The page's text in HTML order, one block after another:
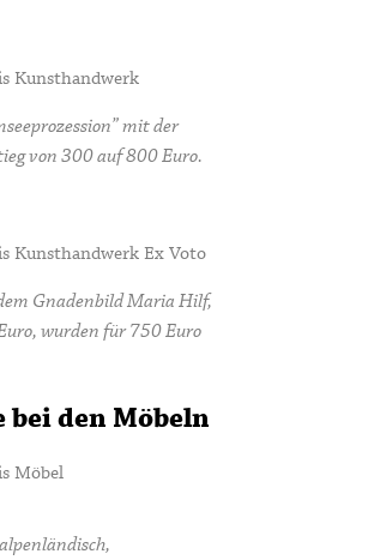
mit der
von 300 auf 800 Euro.
Gnadenbild Maria Hilf,
wurden für 750 Euro
bei den Möbeln